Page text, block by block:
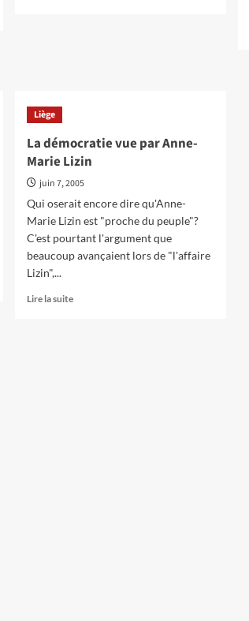
Corall »
Liège
La démocratie vue par Anne-
Marie Lizin
juin 7, 2005
Qui oserait encore dire qu'Anne-
Marie Lizin est "proche du peuple"?
C'est pourtant l'argument que
beaucoup avançaient lors de "l'affaire
Lizin",...
Lire la suiteEn